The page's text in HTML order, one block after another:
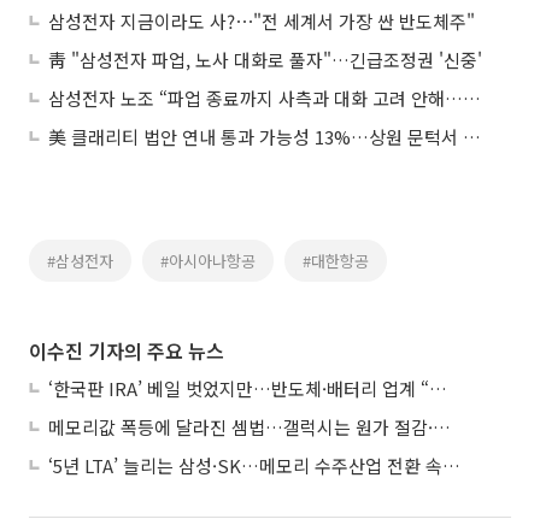
삼성전자 지금이라도 사?⋯"전 세계서 가장 싼 반도체주"
靑 "삼성전자 파업, 노사 대화로 풀자"…긴급조정권 '신중'
삼성전자 노조 “파업 종료까지 사측과 대화 고려 안해…협박·폭행 생각 없어”
美 클래리티 법안 연내 통과 가능성 13%…상원 문턱서 제동
#삼성전자 #아시아나항공 #대한항공
이수진 기자의 주요 뉴스
‘한국판 IRA’ 베일 벗었지만…반도체·배터리 업계 “시행령이 관건”
메모리값 폭등에 달라진 셈법…갤럭시는 원가 절감·아이폰은 서비스 확대
‘5년 LTA’ 늘리는 삼성·SK…메모리 수주산업 전환 속 다른 셈법